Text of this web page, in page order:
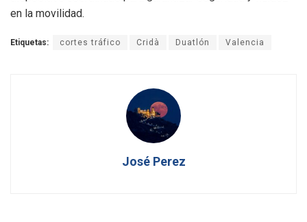
en la movilidad.
Etiquetas: cortes tráfico Cridà Duatlón Valencia
José Perez